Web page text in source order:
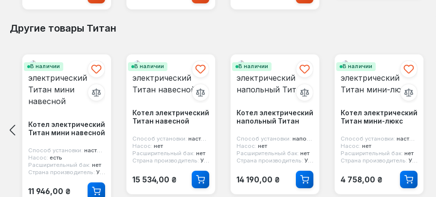
Другие товары Титан
В наличии
Котел электрический
Титан мини навесной
Способ установки: настенный
Насос: есть
Расширительный бак: нет
Страна производитель: Украина
Обычная цена:
11 946,00 ₴
В наличии
Котел электрический
Титан навесной
Способ установки: настенный
Насос: нет
Расширительный бак: нет
Страна производитель: Украина
Обычная цена:
15 534,00 ₴
В наличии
Котел электрический
напольный Титан
Способ установки: напольный
Насос: нет
Расширительный бак: нет
Страна производитель: Украина
Обычная цена:
14 190,00 ₴
В наличии
Котел электрический
Титан мини-люкс
Способ установки: настенный
Насос: нет
Расширительный бак: нет
Страна производитель: Украина
Обычная цена:
4 758,00 ₴